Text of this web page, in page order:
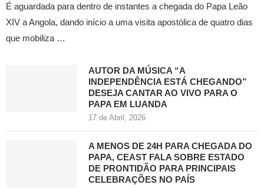
É aguardada para dentro de instantes a chegada do Papa Leão
XIV a Angola, dando início a uma visita apostólica de quatro dias
que mobiliza …
AUTOR DA MÚSICA “A
INDEPENDÊNCIA ESTÁ CHEGANDO”
DESEJA CANTAR AO VIVO PARA O
PAPA EM LUANDA
17 de Abril, 2026
A MENOS DE 24H PARA CHEGADA DO
PAPA, CEAST FALA SOBRE ESTADO
DE PRONTIDÃO PARA PRINCIPAIS
CELEBRAÇÕES NO PAÍS